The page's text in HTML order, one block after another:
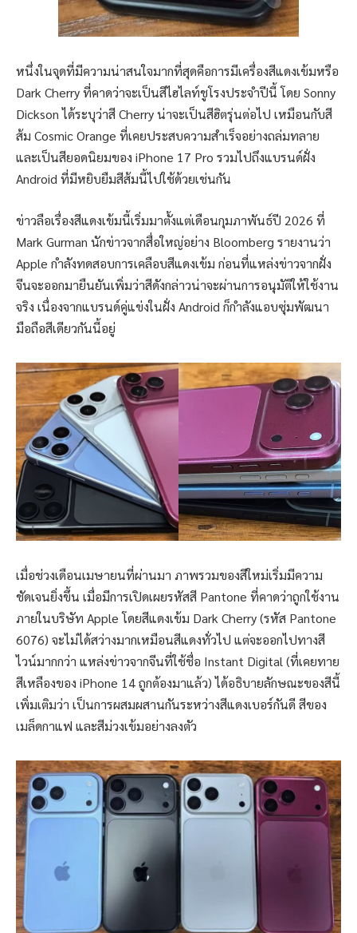
หนึ่งในจุดที่มีความน่าสนใจมากที่สุดคือการมีเครื่องสีแดงเข้มหรือ
Dark Cherry ที่คาดว่าจะเป็นสีไฮไลท์ชูโรงประจำปีนี้ โดย Sonny
Dickson ได้ระบุว่าสี Cherry น่าจะเป็นสีฮิตรุ่นต่อไป เหมือนกับสี
ส้ม Cosmic Orange ที่เคยประสบความสำเร็จอย่างถล่มทลาย
และเป็นสียอดนิยมของ iPhone 17 Pro รวมไปถึงแบรนด์ฝั่ง
Android ที่มีหยิบยืมสีส้มนี้ไปใช้ด้วยเช่นกัน
ข่าวลือเรื่องสีแดงเข้มนี้เริ่มมาตั้งแต่เดือนกุมภาพันธ์ปี 2026 ที่
Mark Gurman นักข่าวจากสื่อใหญ่อย่าง Bloomberg รายงานว่า
Apple กำลังทดสอบการเคลือบสีแดงเข้ม ก่อนที่แหล่งข่าวจากฝั่ง
จีนจะออกมายืนยันเพิ่มว่าสีดังกล่าวน่าจะผ่านการอนุมัติให้ใช้งาน
จริง เนื่องจากแบรนด์คู่แข่งในฝั่ง Android ก็กำลังแอบซุ่มพัฒนา
มือถือสีเดียวกันนี้อยู่
เมื่อช่วงเดือนเมษายนที่ผ่านมา ภาพรวมของสีใหม่เริ่มมีความ
ชัดเจนยิ่งขึ้น เมื่อมีการเปิดเผยรหัสสี Pantone ที่คาดว่าถูกใช้งาน
ภายในบริษัท Apple โดยสีแดงเข้ม Dark Cherry (รหัส Pantone
6076) จะไม่ได้สว่างมากเหมือนสีแดงทั่วไป แต่จะออกไปทางสี
ไวน์มากกว่า แหล่งข่าวจากจีนที่ใช้ชื่อ Instant Digital (ที่เคยทาย
สีเหลืองของ iPhone 14 ถูกต้องมาแล้ว) ได้อธิบายลักษณะของสีนี้
เพิ่มเติมว่า เป็นการผสมผสานกันระหว่างสีแดงเบอร์กันดี สีของ
เมล็ดกาแฟ และสีม่วงเข้มอย่างลงตัว